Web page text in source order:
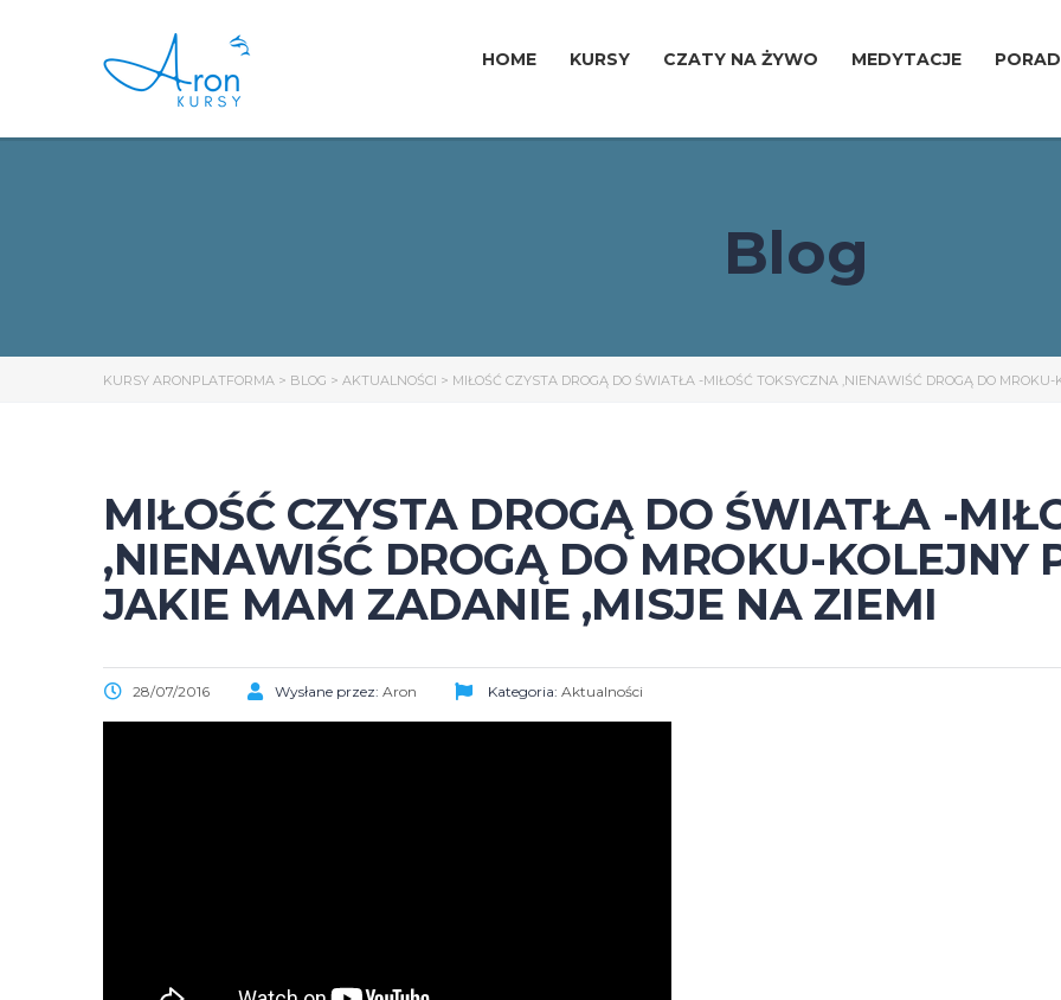
HOME KURSY CZATY NA ŻYWO MEDYTACJE
Blog
KURSY ARONPLATFORMA > BLOG > AKTUALNOŚCI > MIŁOŚĆ CZYSTA DROGĄ DO ŚWIATŁA -MIŁOŚĆ TOKSYCZNA ,NIENAWIŚĆ DROGĄ DO
MIŁOŚĆ CZYSTA DROGĄ DO ŚWIATŁA -
,NIENAWIŚĆ DROGĄ DO MROKU-KOLEJNY
JAKIE MAM ZADANIE ,MISJE NA ZIEMI
28/07/2016 Wysłane przez: Aron Kategoria: Aktualności